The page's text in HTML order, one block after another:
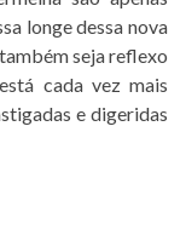
longe dessa nova
seja reflexo
cada vez mais
e digeridas